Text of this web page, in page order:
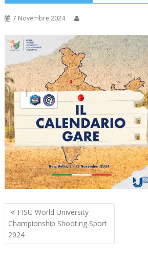
7 Novembre 2024
Navigazione
articoli
FISU World University
Championship Shooting Sport
2024